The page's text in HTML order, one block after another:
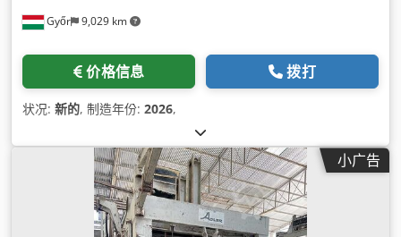
Győr 9,029 km
价格信息 拨打
状况: 新的, 制造年份: 2026,
小广告